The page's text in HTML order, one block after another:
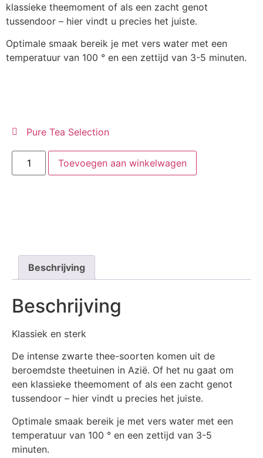
klassieke theemoment of als een zacht genot
tussendoor – hier vindt u precies het juiste.
Optimale smaak bereik je met vers water met een
temperatuur van 100 ° en een zettijd van 3-5 minuten.
Pure Tea Selection
Toevoegen aan winkelwagen
Beschrijving
Beschrijving
Klassiek en sterk
De intense zwarte thee-soorten komen uit de
beroemdste theetuinen in Azië. Of het nu gaat om
een klassieke theemoment of als een zacht genot
tussendoor – hier vindt u precies het juiste.
Optimale smaak bereik je met vers water met een
temperatuur van 100 ° en een zettijd van 3-5
minuten.